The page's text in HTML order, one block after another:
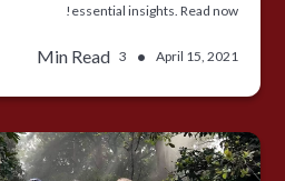
essential insights. Read now!
April 15, 2021
•
3
Min Read